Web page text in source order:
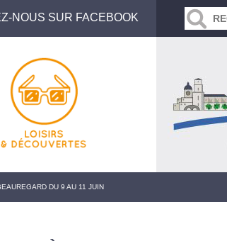
NOUS SUR FACEBOOK
DU 9 AU 11 JUIN